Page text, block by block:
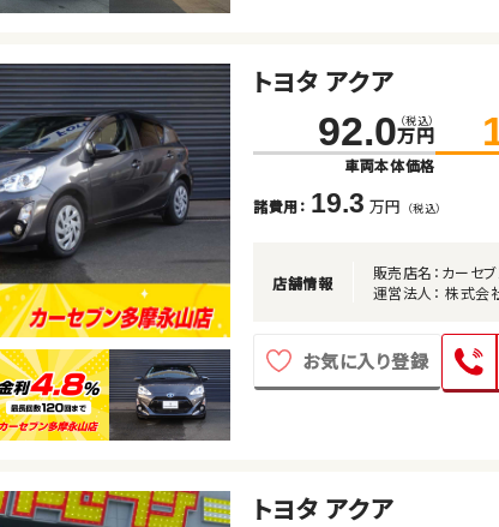
トヨタ アクア
92.0 （税込）
万円
車両本体価格
諸費用： 19.3 万円 （税込）
店舗情報
販売店名：カーセ
運営法人： 株式会
お気に入り登録
トヨタ アクア